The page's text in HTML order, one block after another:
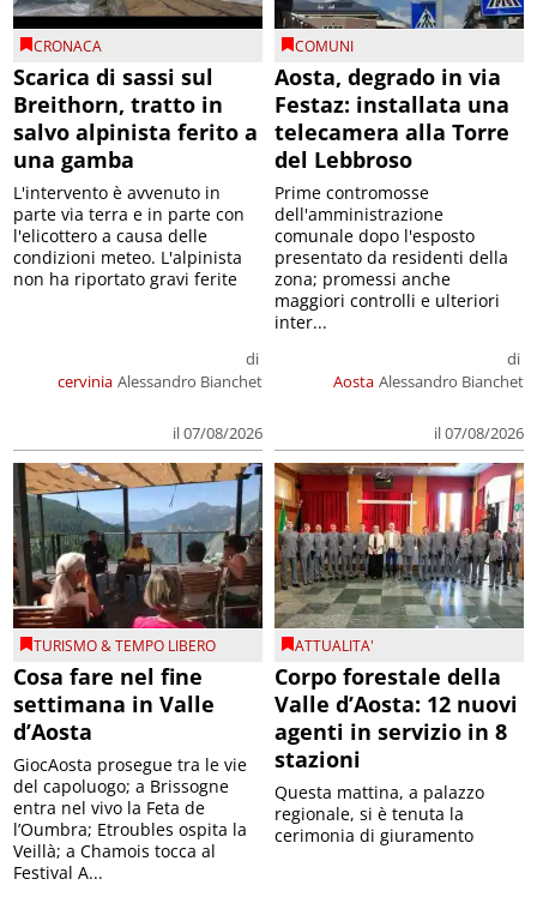
CRONACA
Scarica di sassi sul
Breithorn, tratto in
salvo alpinista ferito a
una gamba
cervinia
di
Alessandro Bianchet
il 07/08/2026
L'intervento è avvenuto in
parte via terra e in parte con
l'elicottero a causa delle
condizioni meteo. L'alpinista
non ha riportato gravi ferite
COMUNI
Aosta, degrado in via
Festaz: installata una
telecamera alla Torre
del Lebbroso
Aosta
di
Alessandro Bianchet
il 07/08/2026
Prime contromosse
dell'amministrazione
comunale dopo l'esposto
presentato da residenti della
zona; promessi anche
maggiori controlli e ulteriori
inter...
TURISMO & TEMPO LIBERO
Cosa fare nel fine
settimana in Valle
d’Aosta
GiocAosta prosegue tra le vie
del capoluogo; a Brissogne
entra nel vivo la Feta de
l’Oumbra; Etroubles ospita la
Veillà; a Chamois tocca al
Festival A...
ATTUALITA'
Corpo forestale della
Valle d’Aosta: 12 nuovi
agenti in servizio in 8
stazioni
Questa mattina, a palazzo
regionale, si è tenuta la
cerimonia di giuramento